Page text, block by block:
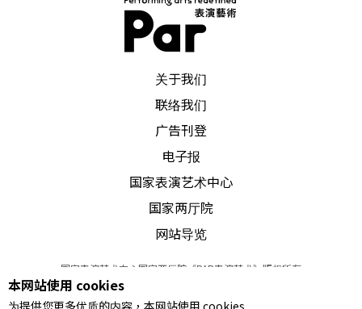
以所谓「作者自书」的创作角度呈现，观众得以随
著文字，进入这位忧郁症患者不同的想像空间。
虽然是首度尝试导演，几场象征性的对话表演，诸
如：男人与女人、房东太太与橱柜和布袋戏偶的自
杀，均能让人体会忧郁（即角色）之苦，而视觉意
象上，又有言外之意。这次堪称是张嘉容首度完整
呈现个人的文字创作，就几则寓言的设计，像是
「小鸟离家」──这犹如薛西弗斯神话──和以
「女娲补天」比喻人际支持等，都相当动人，即使
视觉呈现无法丰富地支持文字内涵。其他的女节活
关于我们
联络我们
广告刊登
电子报
国家表演艺术中心
国家两厅院
网站导览
国家表演艺术中心国家两厅院《PAR表演艺术》版权所有
© 2022Performing arts redefined. All Rights Reserved
本网站使用 cookies
为提供您更多优质的内容，本网站使用 cookies